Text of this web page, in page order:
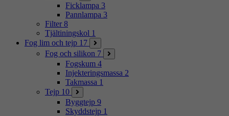
Ficklampa 3
Pannlampa 3
Filter 8
Tjältiningskol 1
Fog lim och tejp 17
Fog och silikon 7
Fogskum 4
Injekteringsmassa 2
Takmassa 1
Tejp 10
Byggtejp 9
Skyddstejp 1